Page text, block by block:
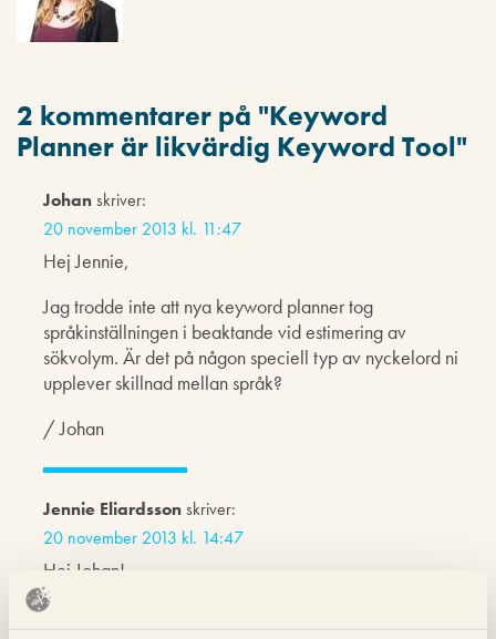
2 kommentarer på "Keyword
Planner är likvärdig Keyword Tool"
Johanskriver:
20 november 2013 kl. 11:47
Hej Jennie,
Jag trodde inte att nya keyword planner tog
språkinställningen i beaktande vid estimering av
sökvolym. Är det på någon speciell typ av nyckelord ni
upplever skillnad mellan språk?
/ Johan
Jennie Eliardssonskriver:
20 november 2013 kl. 14:47
Hej Johan!
Inte en speciell produktkategori, däremot för vissa